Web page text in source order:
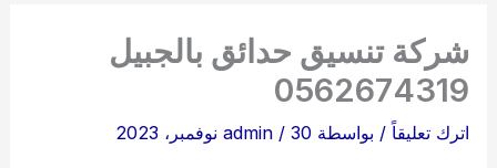
شركة تنسيق حدائق بالجبيل
0562674319
اترك تعليقاً / بواسطة admin / 30 نوفمبر، 2023